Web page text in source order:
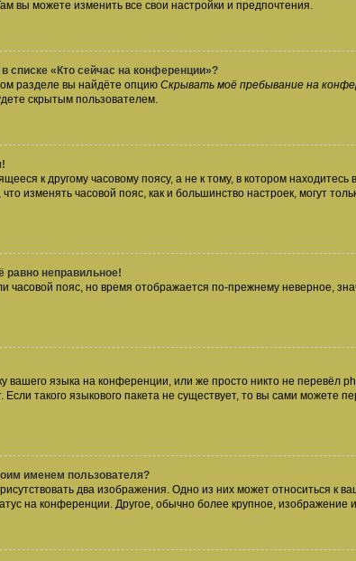
вы можете изменить все свои настройки и предпочтения.
списке «Кто сейчас на конференции»?
разделе вы найдёте опцию Скрывать моё пребывание на
скрытым пользователем.
к другому часовому поясу, а не к тому, в котором
изменять часовой пояс, как и большинство настроек, могут
равно неправильное!
часовой пояс, но время отображается по-прежнему неверное,
вашего языка на конференции, или же просто никто не перевёл
Если такого языкового пакета не существует, то вы сами
именем пользователя?
два изображения. Одно из них может относиться к
на конференции. Другое, обычно более крупное, изображение